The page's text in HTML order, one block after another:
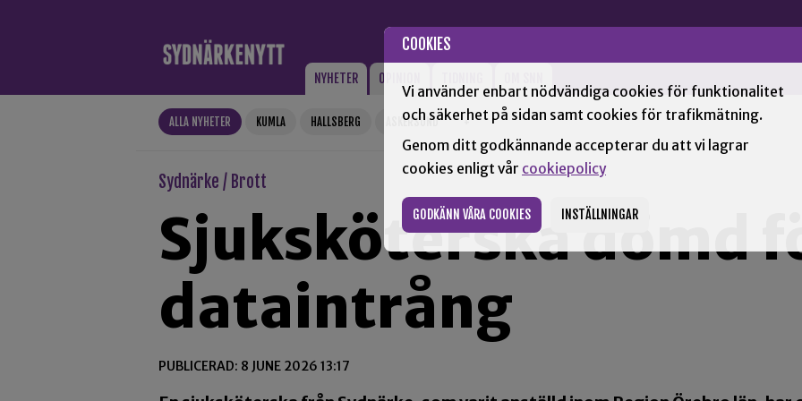
COOKIES
Vi använder enbart nödvändiga cookies för funktionalitet
och säkerhet på sidan samt cookies för trafikmätning.
Genom ditt godkännande accepterar du att vi lagrar
cookies enligt vår cookiepolicy
GODKÄNN VÅRA COOKIES INSTÄLLNINGAR
NYHETER OPINION
ALLA NYHETER KUMLA HALLSBERG ASKERSUND +
Sydnärke / Brott
Sjuksköterska dömd
dataintrång
PUBLICERAD: 8 JUNE 2026 13:17